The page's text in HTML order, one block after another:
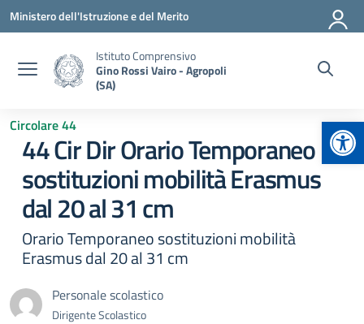
Vai ai contenuti
Vai al menu di navigazione
Vai al footer
Ministero dell'Istruzione e del Merito
Istituto Comprensivo
Gino Rossi Vairo - Agropoli
(SA)
Circolare 44
44 Cir Dir Orario Temporaneo
sostituzioni mobilità Erasmus
dal 20 al 31 cm
Orario Temporaneo sostituzioni mobilità
Erasmus dal 20 al 31 cm
Personale scolastico
Dirigente Scolastico